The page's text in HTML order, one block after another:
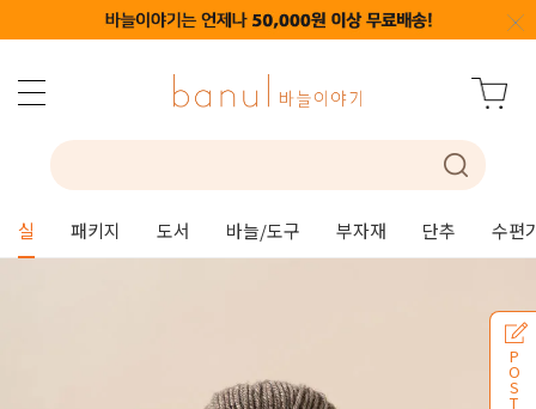
실 패키지 도서 바늘/도구 부자재 단추 수편
P
O
S
T